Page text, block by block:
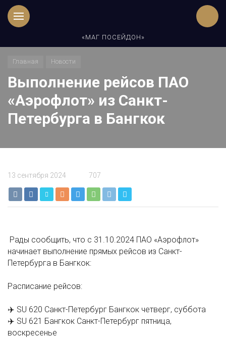
«МАГ ПОСЕЙДОН»
Главная Новости
Выполнение рейсов ПАО
«Аэрофлот» из Санкт-
Петербурга в Бангкок
13 сентября 2024 707
Рады сообщить, что с 31.10.2024 ПАО «Аэрофлот»
начинает выполнение прямых рейсов из Санкт-
Петербурга в Бангкок:
Расписание рейсов:
✈️ SU 620 Санкт-Петербург Бангкок четверг, суббота
✈️ SU 621 Бангкок Санкт-Петербург пятница,
воскресенье